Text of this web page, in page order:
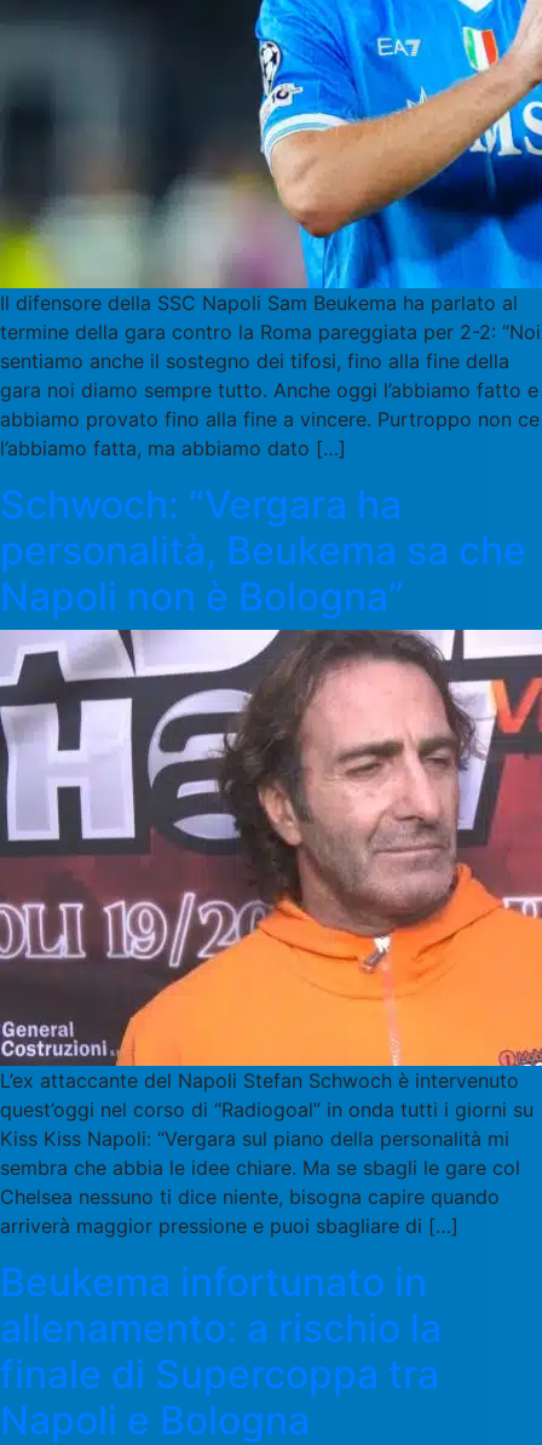
Il difensore della SSC Napoli Sam Beukema ha parlato al
termine della gara contro la Roma pareggiata per 2-2: “Noi
sentiamo anche il sostegno dei tifosi, fino alla fine della
gara noi diamo sempre tutto. Anche oggi l’abbiamo fatto e
abbiamo provato fino alla fine a vincere. Purtroppo non ce
l’abbiamo fatta, ma abbiamo dato […]
Schwoch: “Vergara ha
personalità, Beukema sa che
Napoli non è Bologna”
L’ex attaccante del Napoli Stefan Schwoch è intervenuto
quest’oggi nel corso di “Radiogoal” in onda tutti i giorni su
Kiss Kiss Napoli: “Vergara sul piano della personalità mi
sembra che abbia le idee chiare. Ma se sbagli le gare col
Chelsea nessuno ti dice niente, bisogna capire quando
arriverà maggior pressione e puoi sbagliare di […]
Beukema infortunato in
allenamento: a rischio la
finale di Supercoppa tra
Napoli e Bologna